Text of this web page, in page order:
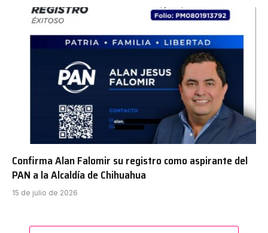
Confirma Alan Falomir su registro como aspirante del
PAN a la Alcaldía de Chihuahua
15 de julio de 2026